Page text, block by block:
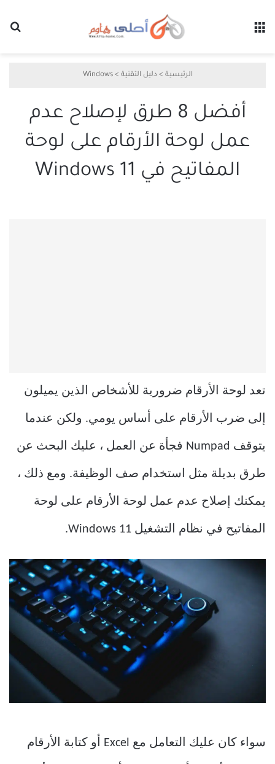
الرئيسية > دليل التقنية >
Windows
أفضل 8 طرق لإصلاح عدم
عمل لوحة الأرقام على لوحة
المفاتيح في Windows 11
تعد لوحة الأرقام ضرورية للأشخاص الذين يميلون
إلى ضرب الأرقام على أساس يومي. ولكن عندما
يتوقف Numpad فجأة عن العمل ، عليك البحث عن
طرق بديلة مثل استخدام صف الوظيفة. ومع ذلك ،
يمكنك إصلاح عدم عمل لوحة الأرقام على لوحة
المفاتيح في نظام التشغيل Windows 11.
سواء كان عليك التعامل مع Excel أو كتابة الأرقام